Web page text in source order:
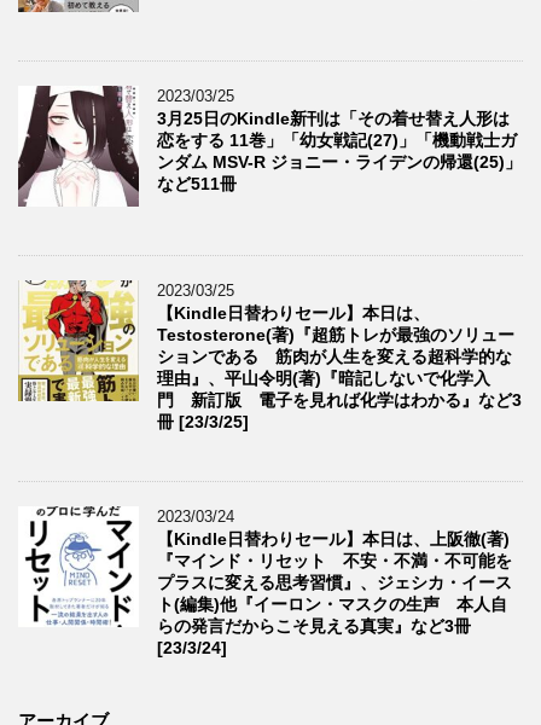
2023/03/25
3月25日のKindle新刊は「その着せ替え人形は
恋をする 11巻」「幼女戦記(27)」「機動戦士ガ
ンダム MSV-R ジョニー・ライデンの帰還(25)」
など511冊
2023/03/25
【Kindle日替わりセール】本日は、
Testosterone(著)『超筋トレが最強のソリュー
ションである 筋肉が人生を変える超科学的な
理由』、平山令明(著)『暗記しないで化学入
門 新訂版 電子を見れば化学はわかる』など3
冊 [23/3/25]
2023/03/24
【Kindle日替わりセール】本日は、上阪徹(著)
『マインド・リセット 不安・不満・不可能を
プラスに変える思考習慣』、ジェシカ・イース
ト(編集)他『イーロン・マスクの生声 本人自
らの発言だからこそ見える真実』など3冊
[23/3/24]
アーカイブ